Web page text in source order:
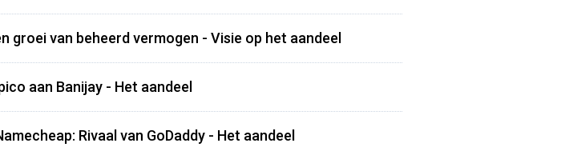
groei van beheerd vermogen - Visie op het aandeel
aan Banijay - Het aandeel
Rivaal van GoDaddy - Het aandeel